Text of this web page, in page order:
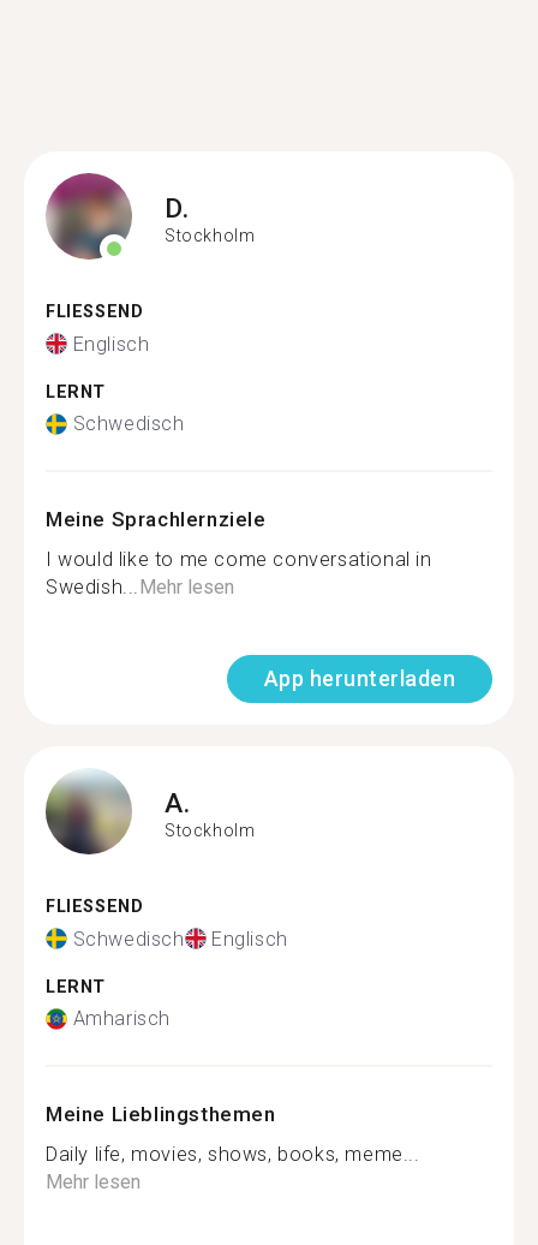
D.
Stockholm
FLIESSEND
Englisch
LERNT
Schwedisch
Meine Sprachlernziele
I would like to me come conversational in
Swedish...Mehr lesen
App herunterladen
A.
Stockholm
FLIESSEND
Schwedisch Englisch
LERNT
Amharisch
Meine Lieblingsthemen
Daily life, movies, shows, books, meme...
Mehr lesen